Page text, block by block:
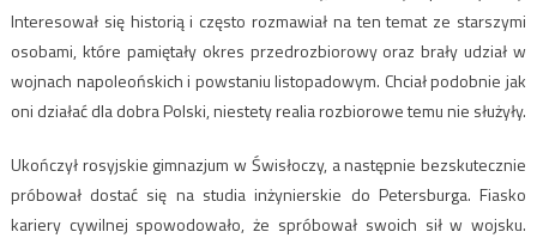
Interesował się historią i często rozmawiał na ten temat ze starszymi
osobami, które pamiętały okres przedrozbiorowy oraz brały udział w
wojnach napoleońskich i powstaniu listopadowym. Chciał podobnie jak
oni działać dla dobra Polski, niestety realia rozbiorowe temu nie służyły.
Ukończył rosyjskie gimnazjum w Świsłoczy, a następnie bezskutecznie
próbował dostać się na studia inżynierskie do Petersburga. Fiasko
kariery cywilnej spowodowało, że spróbował swoich sił w wojsku.